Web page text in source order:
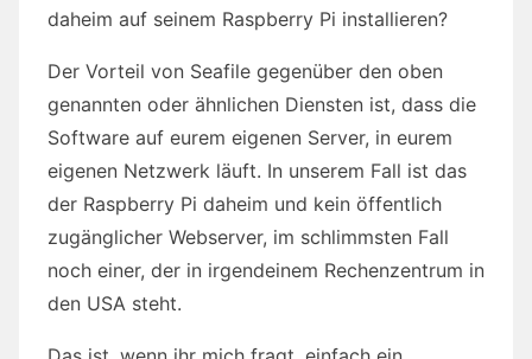
daheim auf seinem Raspberry Pi installieren?
Der Vorteil von Seafile gegenüber den oben
genannten oder ähnlichen Diensten ist, dass die
Software auf eurem eigenen Server, in eurem
eigenen Netzwerk läuft. In unserem Fall ist das
der Raspberry Pi daheim und kein öffentlich
zugänglicher Webserver, im schlimmsten Fall
noch einer, der in irgendeinem Rechenzentrum in
den USA steht.